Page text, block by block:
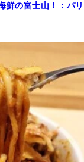
鮮の富士山！：パリ